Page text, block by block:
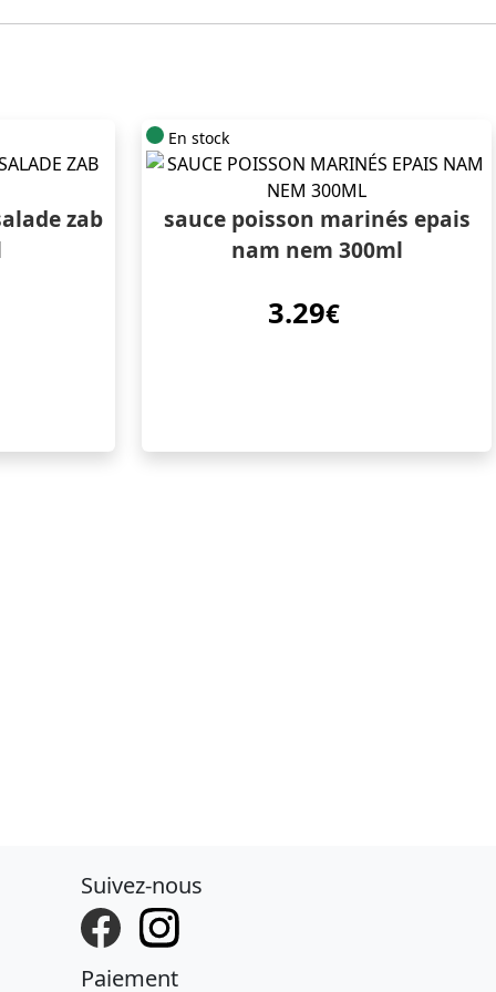
zab
En stock
sauce poisson marinés epais
nam nem 300ml
3.29€
Suivez-nous
Paiement